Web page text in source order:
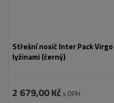
Střešní nosič Inter Pack
lyžinami (černý)
2 679,00 Kč s DPH